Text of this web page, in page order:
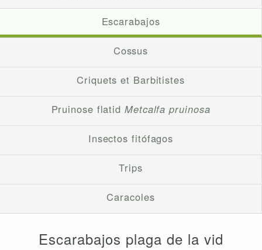
Escarabajos
Cossus
Criquets et Barbitistes
Pruinose flatidMetcalfa pruinosa
Insectos fitófagos
Trips
Caracoles
Escarabajos plaga de la vid